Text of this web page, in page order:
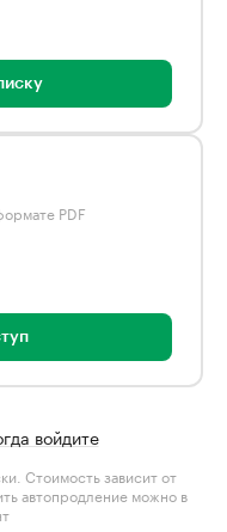
PDF
войдите
Стоимость зависит от
автопродление можно в